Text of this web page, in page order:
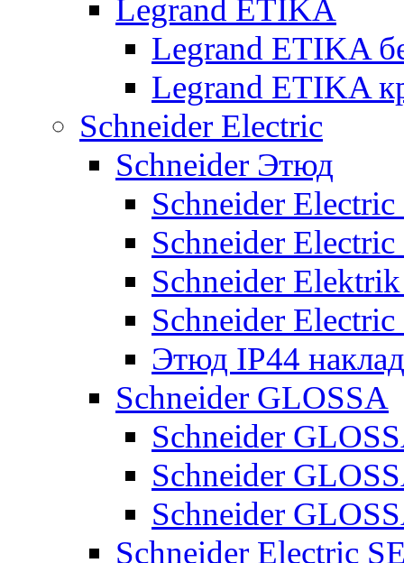
Legrand ETIKA
Legrand ETIKA
Legrand ETIKA
Schneider Electric
Schneider Этюд
Schneider
Schneider
Schneider
Schneider
Этюд IP44
Schneider GLOSSA
Schneider
Schneider
Schneider
Schneider Electric